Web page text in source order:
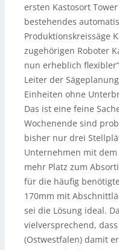
ersten Kastosort
bestehendes
Produktionskreissäge
zugehörigen Roboter
nun erheblich
Leiter der
Einheiten ohne
Das ist eine feine
Wochenende sind
bisher nur drei
Unternehmen mit
mehr Platz zum
für die häufig
170mm mit
sei die Lösung ideal.
vielversprechend,
(Ostwestfalen) damit